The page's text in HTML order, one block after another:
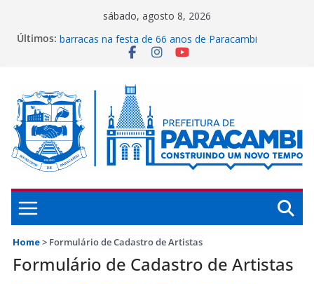
sábado, agosto 8, 2026
Últimos:
Prefeitura abre inscrições para instalação de
barracas na festa de 66 anos de Paracambi
Secretaria de Ciência, Tecnologia e Inovação
Guarda Municipal de Paracambi celebra 25 anos de
dedicação e serviços prestados à população
Paracambi é destaque internacional por conquistas
na educação
UFRRJ se reúne com a Prefeitura de Paracambi para
implementar projeto esportivo no município
Home> Formulário de Cadastro de Artistas
Formulário de Cadastro de Artistas